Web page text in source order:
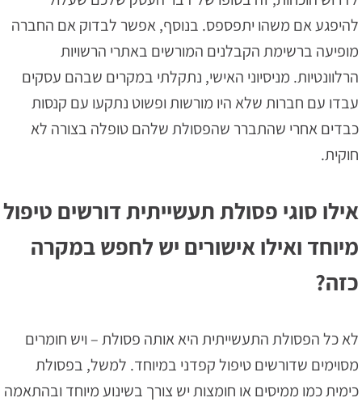
להיפגע אם משהו יתפספס. בנוסף, אפשר לבדוק אם החברה
מופיעה ברשימת הקבלנים המורשים באתרי הרשויות
הרלוונטיות. מניסיוני האישי, נתקלתי במקרים שבהם עסקים
עבדו עם חברות שלא היו מורשות ופשוט נתקעו עם קנסות
כבדים אחרי שהתברר שהפסולת שלהם טופלה בצורה לא
חוקית.
אילו סוגי פסולת תעשייתית דורשים טיפול
מיוחד ואילו אישורים יש לחפש במקרה
כזה?
לא כל הפסולת התעשייתית היא אותה פסולת – ויש חומרים
מסוימים שדורשים טיפול קפדני במיוחד. למשל, בפסולת
כימית כמו ממיסים או חומצות יש צורך בשינוע מיוחד ובהתאמה